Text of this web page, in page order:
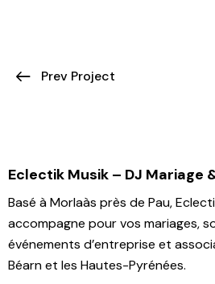
Prev Project
Eclectik Musik – DJ Mariage
Basé à Morlaàs près de Pau,
accompagne pour vos mariages,
événements d’entreprise et
Béarn et les Hautes-Pyrénées.